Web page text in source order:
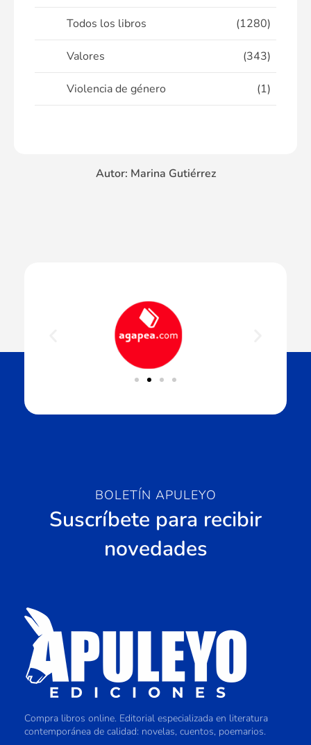
Todos los libros (1280)
Valores (343)
Violencia de género (1)
Autor: Marina Gutiérrez
BOLETÍN APULEYO
Suscríbete para recibir
novedades
Compra libros online. Editorial especializada en literatura
contemporánea de calidad: novelas, cuentos, poemarios.